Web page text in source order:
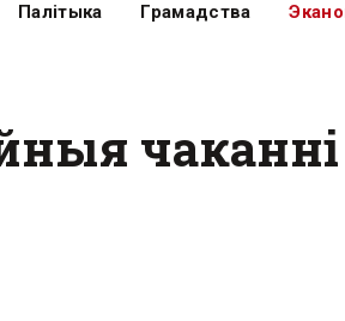
Палітыка Грамадства
чаканні